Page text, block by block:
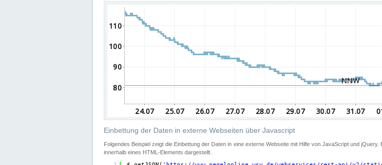
Einbettung der Daten in externe Webseiten über Javascript
Folgendes Beispiel zeigt die Einbettung der Daten in eine externe Webseite mit Hilfe von JavaScript und
innerhalb eines HTML-Elements dargestellt.